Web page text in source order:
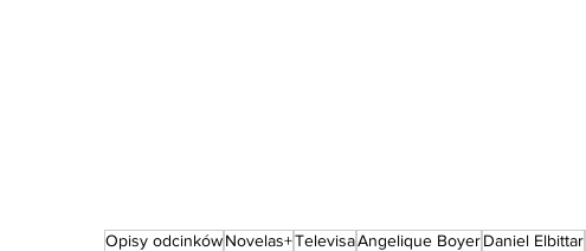
Opisy odcinkówNovelas+TelevisaAngelique BoyerDaniel Elbittar